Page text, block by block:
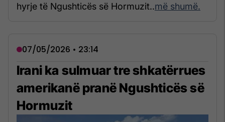
hyrje të Ngushticës së Hormuzit..më shumë.
07/05/2026 • 23:14
Irani ka sulmuar tre shkatërrues
amerikanë pranë Ngushticës së
Hormuzit